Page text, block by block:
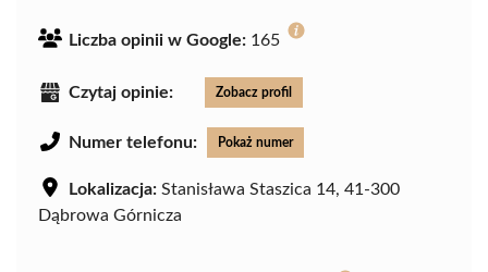
Liczba opinii w Google: 165
Czytaj opinie: Zobacz profil
Numer telefonu: Pokaż numer
Lokalizacja: Stanisława Staszica 14, 41-300
Dąbrowa Górnicza